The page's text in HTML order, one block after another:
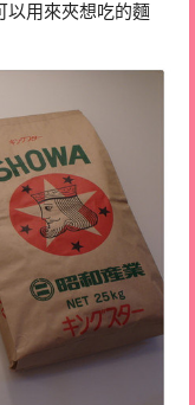
以用來夾想吃的麵